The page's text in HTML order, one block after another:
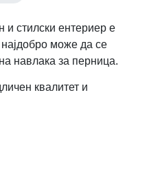
и стилски ентериер е
најдобро може да се
навлака за перница.
квалитет и